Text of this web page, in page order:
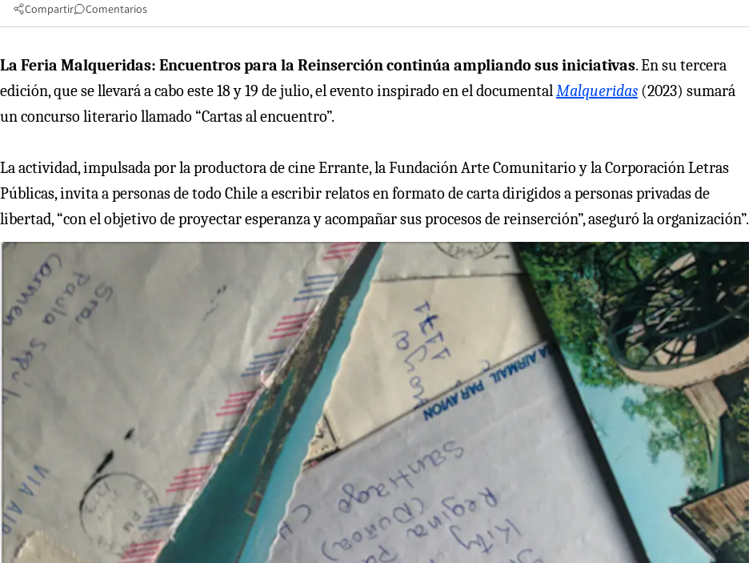
Compartir Comentarios
La Feria Malqueridas: Encuentros para la Reinserción continúa ampliando sus iniciativas. En su tercera
edición, que se llevará a cabo este 18 y 19 de julio, el evento inspirado en el documentalMalqueridas (2023) sumará
un concurso literario llamado “Cartas al encuentro”.
La actividad, impulsada por la productora de cine Errante, la Fundación Arte Comunitario y la Corporación Letras
Públicas, invita a personas de todo Chile a escribir relatos en formato de carta dirigidos a personas privadas de
libertad, “con el objetivo de proyectar esperanza y acompañar sus procesos de reinserción”, aseguró la organización”.